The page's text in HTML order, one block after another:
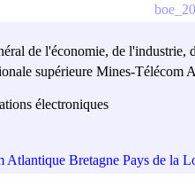
de l'économie, de l'industrie,
supérieure Mines-Télécom
électroniques
Atlantique Bretagne Pays de la